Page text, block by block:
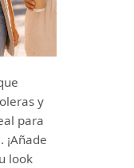
y
para
look